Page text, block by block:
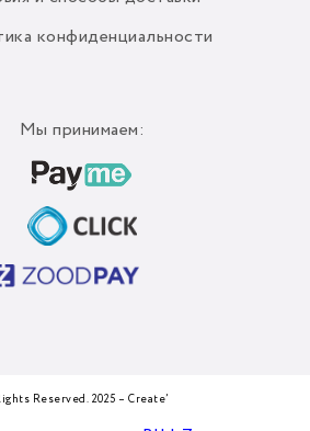
конфиденциальности
Мы принимаем:
Reserved. 2025 – Create’